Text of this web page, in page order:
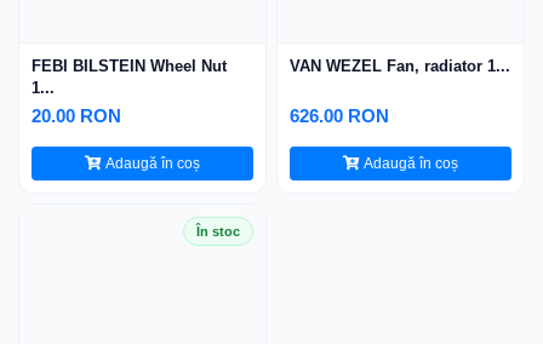
FEBI BILSTEIN Wheel Nut
1...
20.00 RON
Adaugă în coș
VAN WEZEL Fan, radiator 1...
626.00 RON
Adaugă în coș
În stoc